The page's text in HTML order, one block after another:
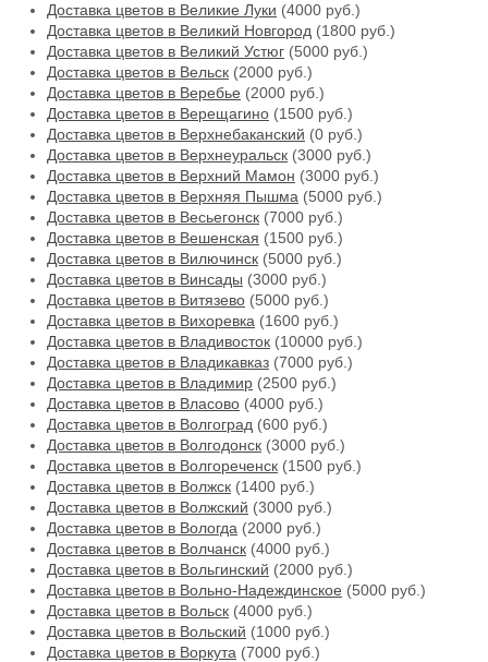
Доставка цветов в Великие Луки (4000 руб.)
Доставка цветов в Великий Новгород (1800 руб.)
Доставка цветов в Великий Устюг (5000 руб.)
Доставка цветов в Вельск (2000 руб.)
Доставка цветов в Веребье (2000 руб.)
Доставка цветов в Верещагино (1500 руб.)
Доставка цветов в Верхнебаканский (0 руб.)
Доставка цветов в Верхнеуральск (3000 руб.)
Доставка цветов в Верхний Мамон (3000 руб.)
Доставка цветов в Верхняя Пышма (5000 руб.)
Доставка цветов в Весьегонск (7000 руб.)
Доставка цветов в Вешенская (1500 руб.)
Доставка цветов в Вилючинск (5000 руб.)
Доставка цветов в Винсады (3000 руб.)
Доставка цветов в Витязево (5000 руб.)
Доставка цветов в Вихоревка (1600 руб.)
Доставка цветов в Владивосток (10000 руб.)
Доставка цветов в Владикавказ (7000 руб.)
Доставка цветов в Владимир (2500 руб.)
Доставка цветов в Власово (4000 руб.)
Доставка цветов в Волгоград (600 руб.)
Доставка цветов в Волгодонск (3000 руб.)
Доставка цветов в Волгореченск (1500 руб.)
Доставка цветов в Волжск (1400 руб.)
Доставка цветов в Волжский (3000 руб.)
Доставка цветов в Вологда (2000 руб.)
Доставка цветов в Волчанск (4000 руб.)
Доставка цветов в Вольгинский (2000 руб.)
Доставка цветов в Вольно-Надеждинское (5000 руб.)
Доставка цветов в Вольск (4000 руб.)
Доставка цветов в Вольский (1000 руб.)
Доставка цветов в Воркута (7000 руб.)